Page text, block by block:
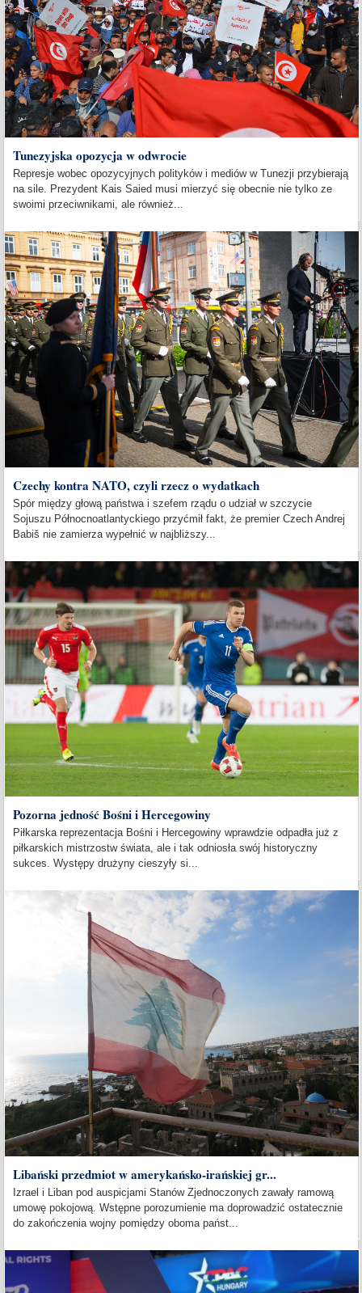
Tunezyjska opozycja w odwrocie
Represje wobec opozycyjnych polityków i mediów w Tunezji przybierają
na sile. Prezydent Kais Saied musi mierzyć się obecnie nie tylko ze
swoimi przeciwnikami, ale również...
Czechy kontra NATO, czyli rzecz o wydatkach
Spór między głową państwa i szefem rządu o udział w szczycie
Sojuszu Północnoatlantyckiego przyćmił fakt, że premier Czech Andrej
Babiš nie zamierza wypełnić w najbliższy...
Pozorna jedność Bośni i Hercegowiny
Piłkarska reprezentacja Bośni i Hercegowiny wprawdzie odpadła już z
piłkarskich mistrzostw świata, ale i tak odniosła swój historyczny
sukces. Występy drużyny cieszyły si...
Libański przedmiot w amerykańsko-irańskiej gr...
Izrael i Liban pod auspicjami Stanów Zjednoczonych zawały ramową
umowę pokojową. Wstępne porozumienie ma doprowadzić ostatecznie
do zakończenia wojny pomiędzy oboma państ...